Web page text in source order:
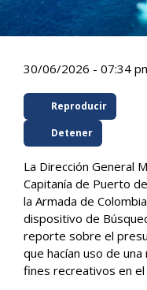
30/06/2026 - 07:34
Reproducir
Detener
La Dirección General
Capitanía de Puerto
la Armada de
dispositivo de
reporte sobre el
que hacían uso de
fines recreativos en